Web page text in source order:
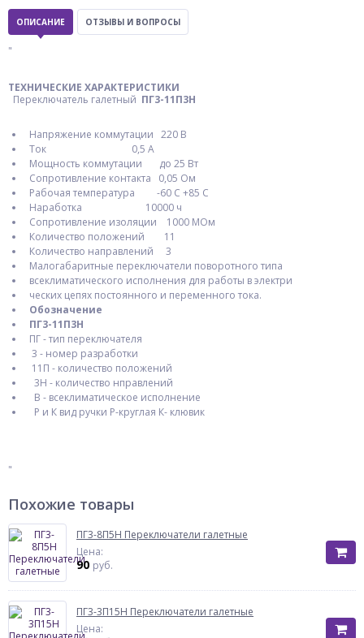
ОПИСАНИЕ ОТЗЫВЫ И ВОПРОСЫ
"
ТЕХНИЧЕСКИЕ ХАРАКТЕРИСТИКИ
Переключатель галетный ПГ3-11П3Н
Напряжение коммутации 220 В
Ток 0,5 А
Мощность коммутации до 25 Вт
Сопротивление контакта 0,05 Ом
Рабочая температура -60 С +85 С
Наработка 10000 ч
Сопротивление изоляции 1000 МОм
Количество положений 11
Количество направлений 3
Малогабаритные переключатели поворотного типа
всеклиматического исполнения для работы в электри
ческих цепях постоянного и переменного тока.
Обозначение
ПГ3-11П3Н
ПГ - тип переключателя
3 - номер разработки
11П - количество положений
3Н - количество нправлений
В - всеклиматическое исполнение
Р и К вид ручки Р-круглая К- клювик
"
Похожие товары
ПГ3-8П5Н Переключатели галетные
Цена:
90 руб.
ПГ3-3П15Н Переключатели галетные
Цена: